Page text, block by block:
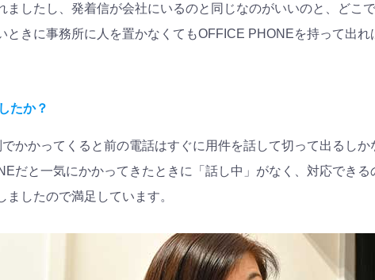
ましたし、発着信が会社にいるのと同じなのがいいのと、どこ
ときに事務所に人を置かなくてもOFFICE PHONEを持って出
たか？
かかってくると前の電話はすぐに用件を話して切って出るし
だと一気にかかってきたときに「話し中」がなく、対応できる
したので満足しています。